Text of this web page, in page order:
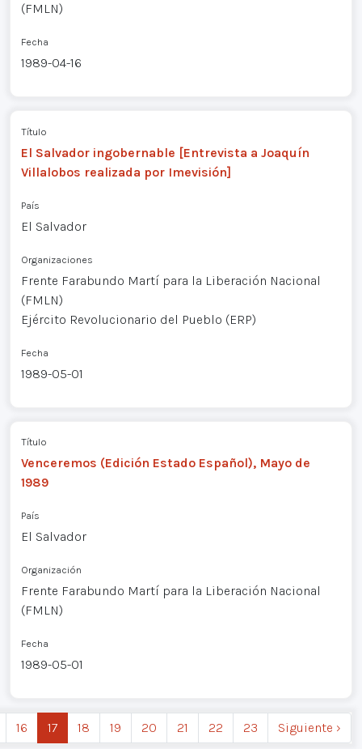
(FMLN)
Fecha
1989-04-16
Título
El Salvador ingobernable [Entrevista a Joaquín
Villalobos realizada por Imevisión]
País
El Salvador
Organizaciones
Frente Farabundo Martí para la Liberación Nacional
(FMLN)
Ejército Revolucionario del Pueblo (ERP)
Fecha
1989-05-01
Título
Venceremos (Edición Estado Español), Mayo de
1989
País
El Salvador
Organización
Frente Farabundo Martí para la Liberación Nacional
(FMLN)
Fecha
1989-05-01
16 17 18 19 20 21 22 23 Siguiente ›